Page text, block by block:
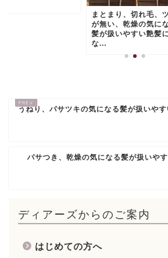
まとまり、切れ毛、
が無い、乾燥の気に
髪が扱いやすい艶髪
な...
うねり、パサツキの気になる髪が扱いや
パサつき、乾燥の気になる髪が扱いや
ディアーズからのご案内
はじめての方へ